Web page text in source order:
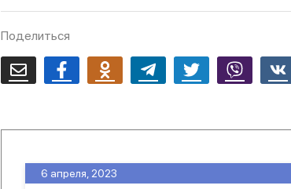
Поделиться
Email FacebookOdnoklassnikiTelegram Twitter Viber
6 апреля, 2023